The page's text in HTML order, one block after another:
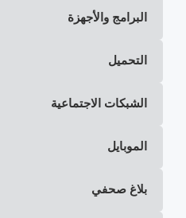
البرامج والأجهزة
التحميل
الشبكات الاجتماعية
الموبايل
بلاغ صحفي